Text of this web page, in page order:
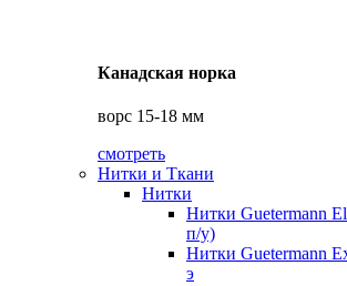
Канадская норка
ворс 15-18 мм
смотреть
Нитки и Ткани
Нитки
Нитки Guetermann
п/у)
Нитки Guetermann
э